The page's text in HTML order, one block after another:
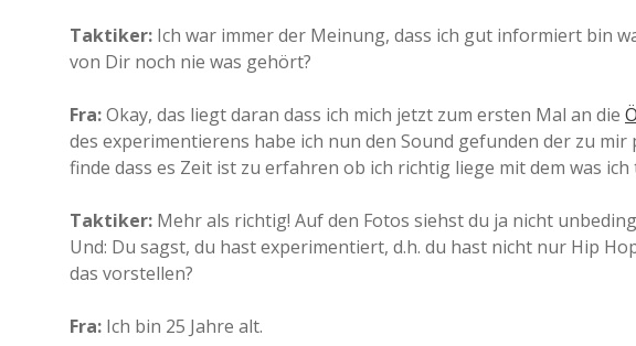
Taktiker: Ich war immer der Meinung, dass ich gut informiert bin
von Dir noch nie was gehört?
Fra:Okay, das liegt daran dass ich mich jetzt zum ersten Mal an die
des experimentierens habe ich nun den Sound gefunden der zu
finde dass es Zeit ist zu erfahren ob ich richtig liege mit dem was
Taktiker: Mehr als richtig! Auf den Fotos siehst du ja nicht
Und: Du sagst, du hast experimentiert, d.h. du hast nicht nur Hip
das vorstellen?
Fra: Ich bin 25 Jahre alt.